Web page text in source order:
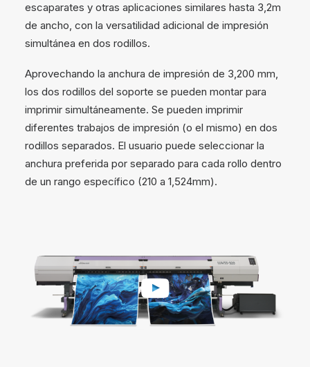
escaparates y otras aplicaciones similares hasta 3,2m
de ancho, con la versatilidad adicional de impresión
simultánea en dos rodillos.
Aprovechando la anchura de impresión de 3,200 mm,
los dos rodillos del soporte se pueden montar para
imprimir simultáneamente. Se pueden imprimir
diferentes trabajos de impresión (o el mismo) en dos
rodillos separados. El usuario puede seleccionar la
anchura preferida por separado para cada rollo dentro
de un rango específico (210 a 1,524mm).